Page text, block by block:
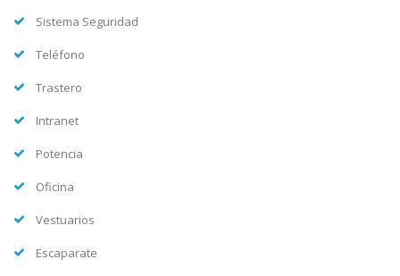
Sistema Seguridad
Teléfono
Trastero
Intranet
Potencia
Oficina
Vestuarios
Escaparate